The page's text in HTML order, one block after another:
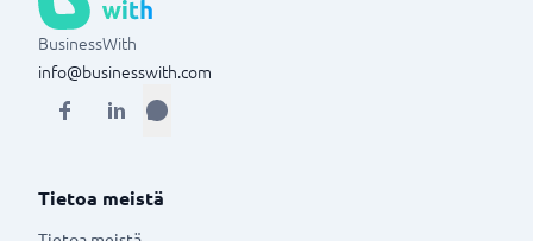
BusinessWith
info@businesswith.com
Tietoa meistä